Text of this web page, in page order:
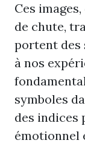
Ces
de chute,
portent des
à nos
symboles
des indices
émotionnel